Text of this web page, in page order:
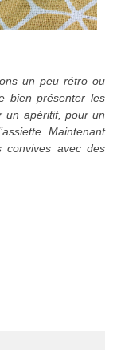
un peu rétro ou
bien présenter les
un apéritif, pour un
Maintenant
convives avec des